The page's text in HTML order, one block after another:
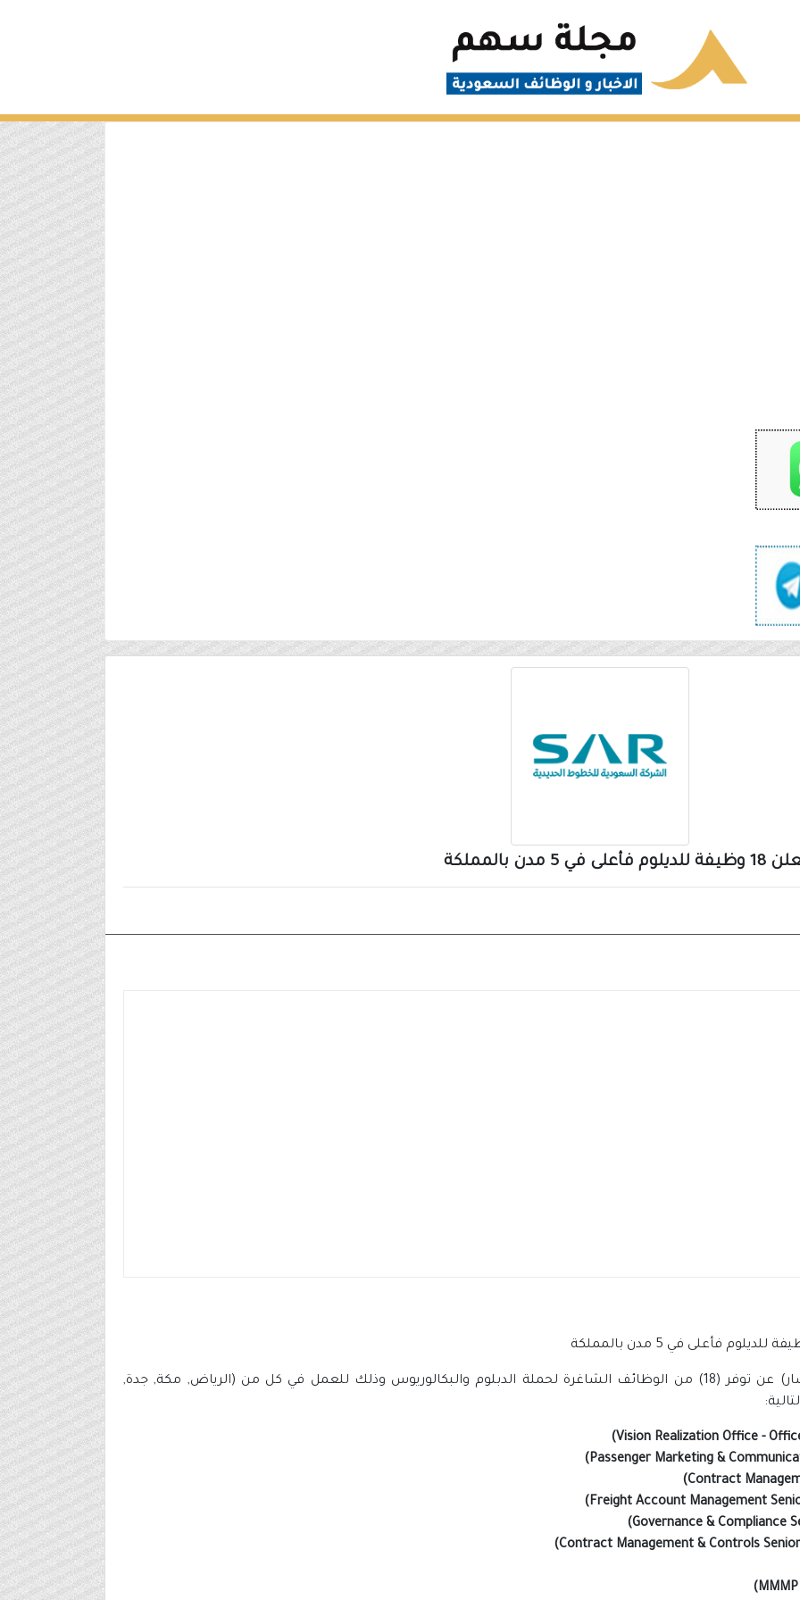
اعلنت الشركة السعودية للخطوط الحديدية (سار) عن توفر (18) من الوظائف الشاغرة لحملة الدبلوم والبكالوريوس وذلك للعمل في كل من (الرياض, مكة, جدة,